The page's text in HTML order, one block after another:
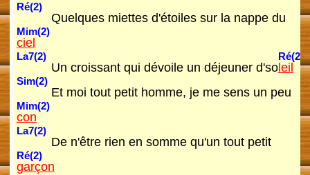
Ré(2)
Quelques miettes d'étoiles sur la nappe du
Mim(2)
ciel
La7(2)
Un croissant qui dévoile un déjeuner d'so
Ré(2)
leil
Sim(2)
Et moi tout petit homme, je me sens un peu
Mim(2)
con
La7(2)
De n'être rien en somme qu'un tout petit
Ré(2)
garçon